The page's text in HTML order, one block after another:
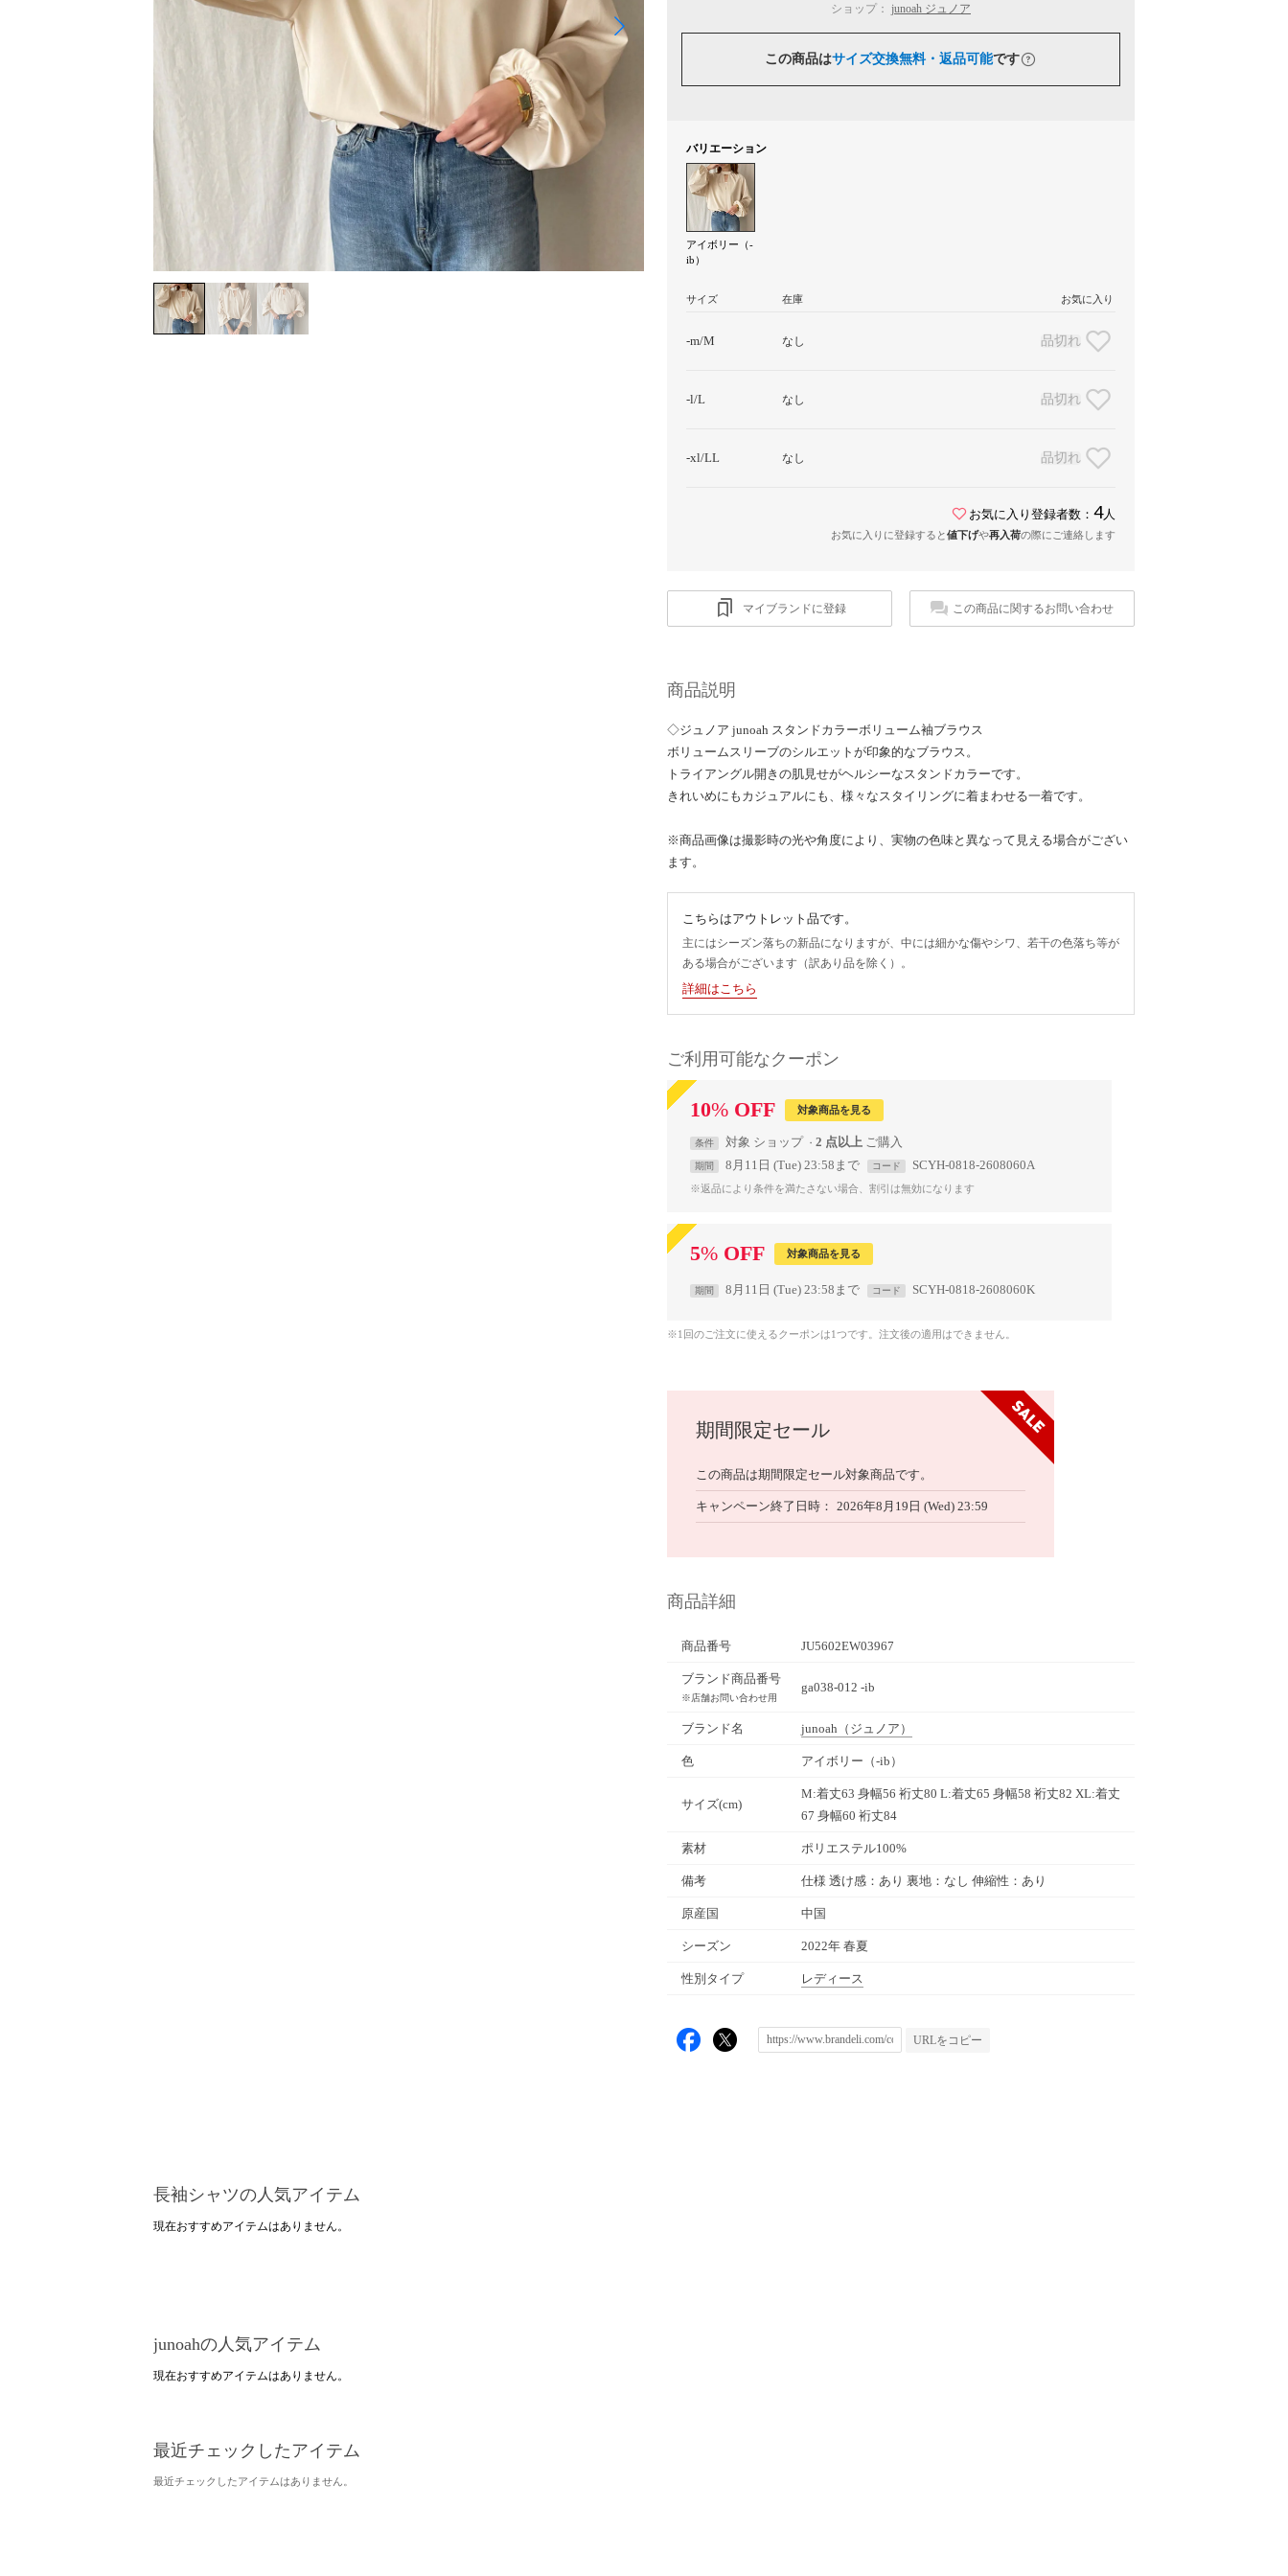
ショップ： junoah ジュノア
この商品はサイズ交換無料・返品可能です
バリエーション
アイボリー（-
ib）
サイズ 在庫 お気に入り
-m/M なし 品切れ
-l/L なし 品切れ
-xl/LL なし 品切れ
お気に入り登録者数： 4人
お気に入りに登録すると値下げや再入荷の際にご連絡します
マイブランドに登録 この商品に関するお問い合わせ
商品説明
◇ジュノア junoah スタンドカラーボリューム袖ブラウス
ボリュームスリーブのシルエットが印象的なブラウス。
トライアングル開きの肌見せがヘルシーなスタンドカラーです。
きれいめにもカジュアルにも、様々なスタイリングに着まわせる一着です。
※商品画像は撮影時の光や角度により、実物の色味と異なって見える場合がござい
ます。
こちらはアウトレット品です。
主にはシーズン落ちの新品になりますが、中には細かな傷やシワ、若干の色落ち等が
ある場合がございます（訳あり品を除く）。
詳細はこちら
ご利用可能なクーポン
10% OFF 対象商品を見る
条件 対象 ショップ 2 点以上
期間 8月11日 (Tue) 23:58まで コード SCYH-0818-2608060A
※返品により条件を満たさない場合、割引は無効になります
5% OFF 対象商品を見る
期間 8月11日 (Tue) 23:58まで コード SCYH-0818-2608060K
※1回のご注文に使えるクーポンは1つです。注文後の適用はできません。
期間限定セール
この商品は期間限定セール対象商品です。
キャンペーン終了日時 2026年8月19日 (Wed) 23:59
商品詳細
商品番号 JU5602EW03967
ブランド商品番号
※店舗お問い合わせ用
ga038-012 -ib
ブランド名 junoah （ジュノア）
色 アイボリー（-ib）
サイズ(cm)
M:着丈63 身幅56 裄丈80 L:着丈65 身幅58 裄丈82 XL:着丈
67 身幅60 裄丈84
素材 ポリエステル100%
備考 仕様 透け感：あり 裏地：なし 伸縮性：あり
原産国 中国
シーズン 2022年 春夏
性別タイプ レディース
URLをコピー
長袖シャツの人気アイテム
現在おすすめアイテムはありません。
junoahの人気アイテム
現在おすすめアイテムはありません。
最近チェックしたアイテム
最近チェックしたアイテムはありません。